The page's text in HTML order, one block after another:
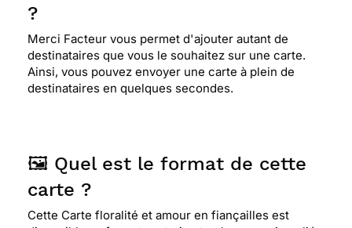
?
Merci Facteur vous permet d'ajouter autant de
destinataires que vous le souhaitez sur une carte.
Ainsi, vous pouvez envoyer une carte à plein de
destinataires en quelques secondes.
🖼️ Quel est le format de cette
carte ?
Cette Carte floralité et amour en fiançailles est